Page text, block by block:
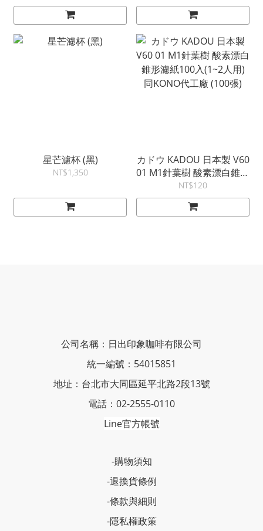
星芒濾杯 (黑)
NT$1,350
カドウ KADOU 日本製 V60
01 M1針葉樹 酸素漂白錐形
濾紙100入(1~2人用) 同
KONO代工廠 (100張)
NT$120
公司名稱：日出印象咖啡有限公司
統一編號：54015851
地址：台北市大同區延平北路2段13號
電話：02-2555-0110
Line官方帳號
-購物須知
-退換貨條例
-條款與細則
-隱私權政策